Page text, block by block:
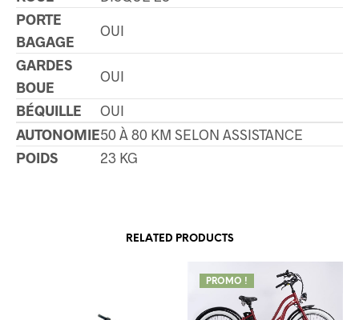
PORTE
BAGAGE
OUI
GARDES
BOUE
OUI
BÉQUILLE
OUI
AUTONOMIE50 À 80 KM SELON ASSISTANCE
POIDS
23 KG
RELATED PRODUCTS
PROMO !